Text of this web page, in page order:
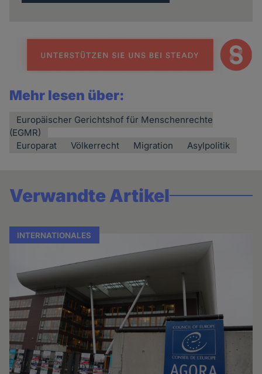
Mehr lesen über:
Europäischer Gerichtshof für Menschenrechte
(EGMR)
Europarat
Völkerrecht Migration Asylpolitik
Verwandte Artikel
INTERNATIONALES